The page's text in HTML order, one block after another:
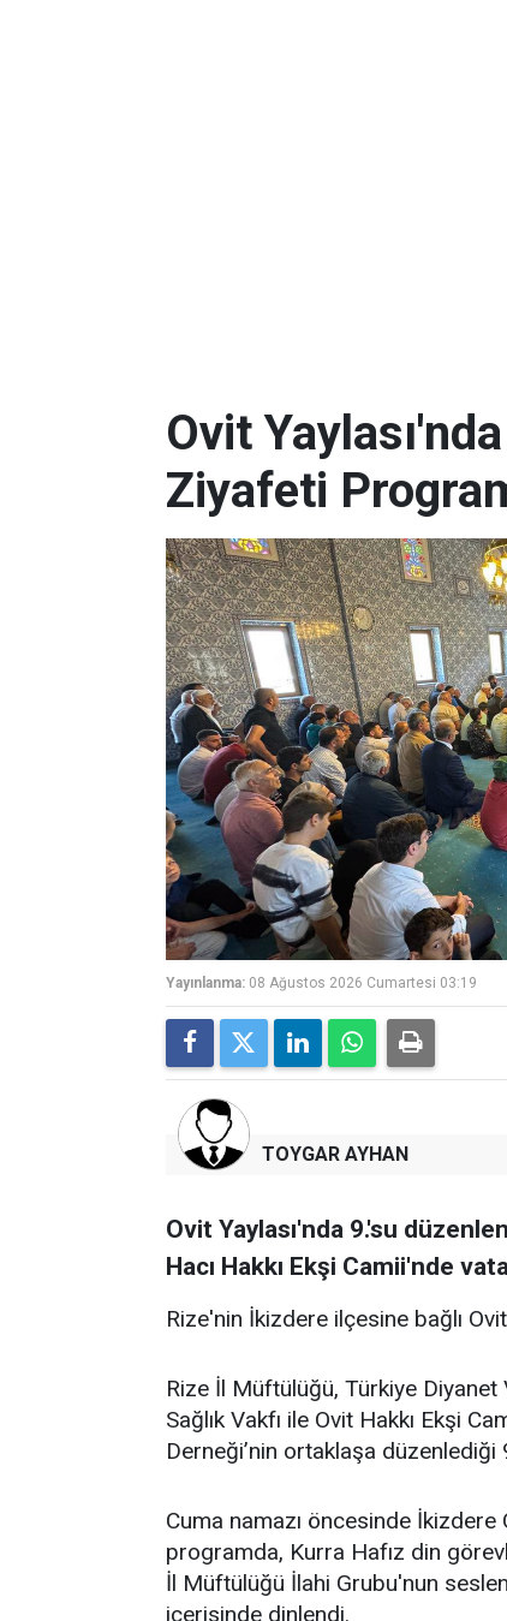
Ovit
Ziyafeti
Yayınlanma: 08 Ağustos 2026 Cumartesi 03:19
TOYGAR AYHAN
Ovit Yaylası'nda 9.'su
Hacı Hakkı Ekşi Camii'nde
Rize'nin İkizdere ilçesine bağlı
Rize İl Müftülüğü, Türkiye Diyanet
Sağlık Vakfı ile Ovit Hakkı Ekşi
Derneği’nin ortaklaşa
Cuma namazı öncesinde İkizdere
programda, Kurra Hafız din
İl Müftülüğü İlahi Grubu'nun
içerisinde dinlendi.